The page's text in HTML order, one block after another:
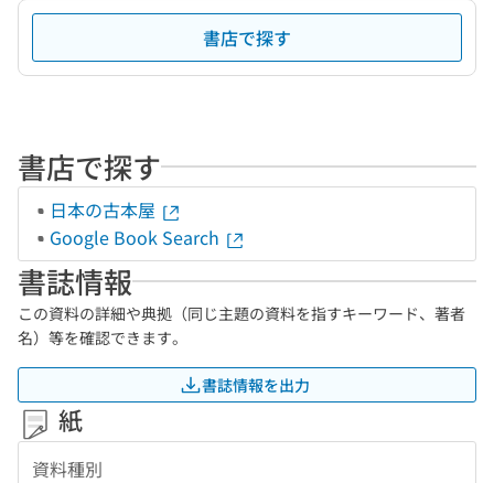
書店で探す
書店で探す
日本の古本屋
Google Book Search
書誌情報
この資料の詳細や典拠（同じ主題の資料を指すキーワード、著者
名）等を確認できます。
書誌情報を出力
紙
資料種別